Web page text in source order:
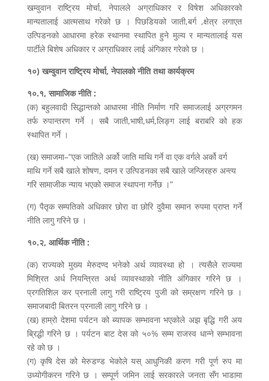
खम्वुवान राष्ट्रिय मोर्चा, नेपालले अग्राधिकार र विषेश अधिकारको
मान्यतालाई आत्मसाथ गरेको छ । पिछडियको जाती,बर्ग ,क्षेत्र लगाएत
उत्पिडनको आधारमा हरेक स्थानमा स्थापित हुने मुल्य र मान्यतालाई यस
पार्टीले बिशेष अधिकार र अग्राधिकार लाई अंगिकार गरेको छ ।
१०) खम्वुवान राष्ट्रिय मोर्चा, नेपालको नीति तथा कार्यक्रम
१०.१, सामाजिक नीति :
(क) बहुलवादी सिद्धान्तको आधारमा नीति निर्माण गरि समाजलाई अग्रगमन
तर्फ रुपान्तरण गर्ने । सबै जाती,भाषी,धर्म,लिङ्ग लाई बराबरि को हक
स्थापित गर्ने ।
(ख) समाजमा–“एक जातिले अर्को जाति माथि गर्ने वा एक वर्गले अर्को वर्ग
माथि गर्ने सबै खाले शोषण, दमन र उत्पिडनका सबै खाले जन्जिरहरु अन्त्य
गरि सामाजीक न्याय भएको समाज स्थापना गर्नेछ ।”
(ग) पैतृक सम्पतिको अधिकार छोरा वा छोरि दुवैमा समान रुपमा प्राप्त गर्ने
नीति लागु गरिने छ ।
१०.२, आर्थिक नीति :
(क) राज्यको मुख्य मेरुदण्द भनेको अर्थ व्यावस्था हो । त्यसैले राज्यमा
मिश्रित अर्ध नियन्त्रित अर्थ व्यावस्थाको नीति अंगिकार गरिने छ ।
प्रगतिशिल कर प्रनाली लागु गरी राष्ट्रिय पुजी को सम्रक्षण गरिने छ ।
समाजबादी बितरन प्रनाली लागु गरिने छ ।
(ख) हाम्रो देशमा पर्यटन को ब्यापक सम्भावना भएकोले अझ बृद्धि गरी अय
ब्रिद्धी गरिने छ । पर्यटन बाट देस को ५०% सम्म राजस्व धान्ने सम्भावना
रहे को छ ।
(ग) कृषि देस को मेरुडण्ड भेकोले यस् आधुनिकी करण गरी पूर्ण रुप मा
उध्योगीकरन गरिने छ । सम्पूर्ण जमिन लाई सरकारले जनता सँग भाडामा